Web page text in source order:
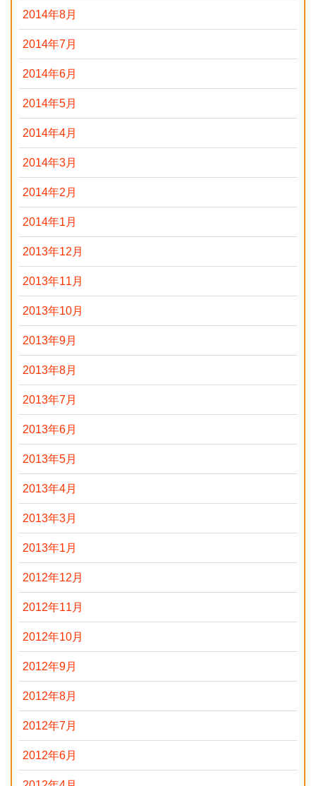
2014年8月
2014年7月
2014年6月
2014年5月
2014年4月
2014年3月
2014年2月
2014年1月
2013年12月
2013年11月
2013年10月
2013年9月
2013年8月
2013年7月
2013年6月
2013年5月
2013年4月
2013年3月
2013年1月
2012年12月
2012年11月
2012年10月
2012年9月
2012年8月
2012年7月
2012年6月